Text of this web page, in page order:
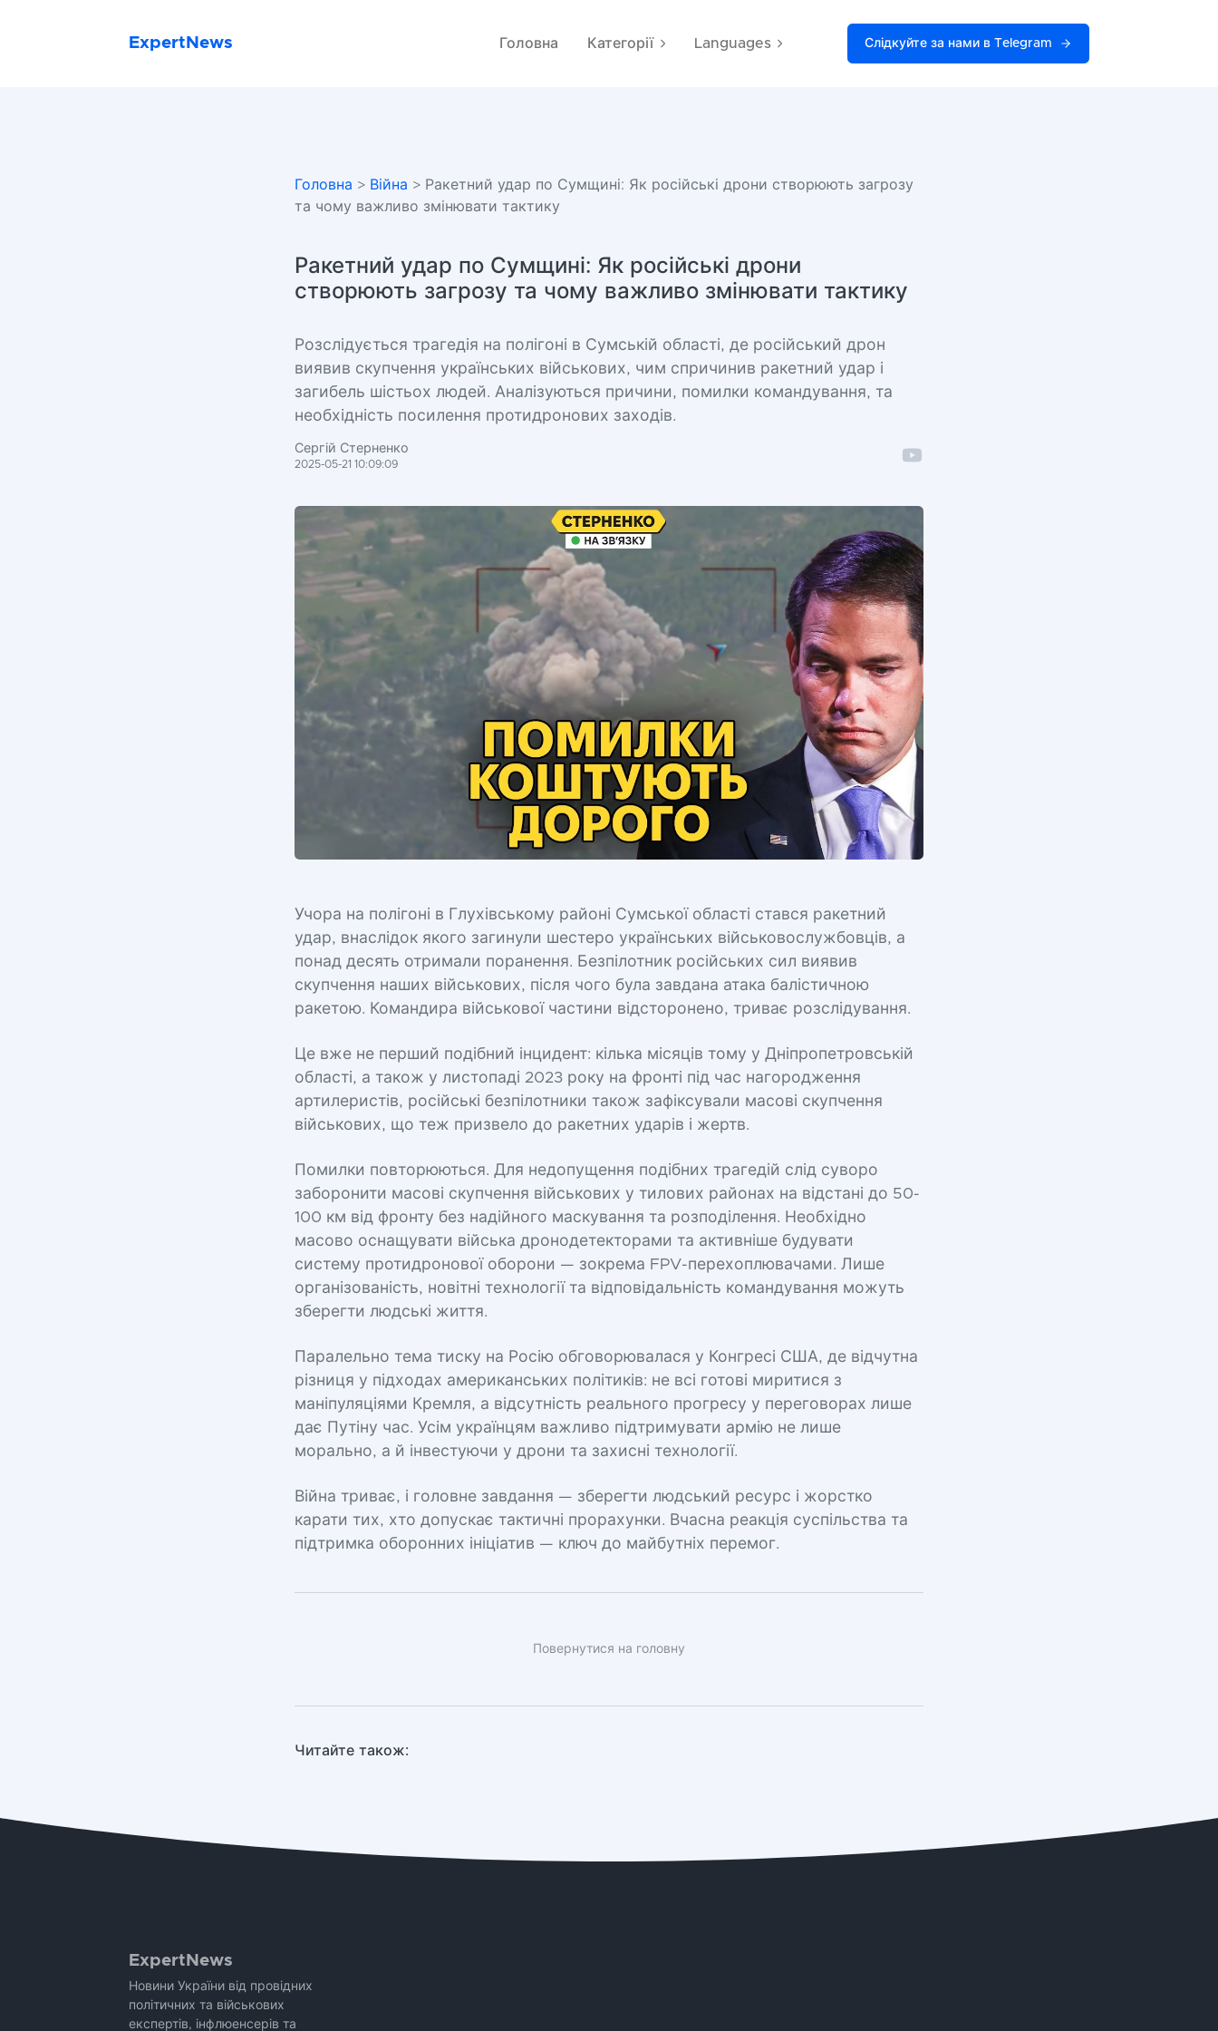
ExpertNews Головна Категорії Languages Слідкуйте за нами в Telegram
Головна > Війна > Ракетний удар по Сумщині: Як російські дрони створюють загрозу
та чому важливо змінювати тактику
Ракетний удар по Сумщині: Як російські дрони
створюють загрозу та чому важливо змінювати тактику
Розслідується трагедія на полігоні в Сумській області, де російський дрон
виявив скупчення українських військових, чим спричинив ракетний удар і
загибель шістьох людей. Аналізуються причини, помилки командування, та
необхідність посилення протидронових заходів.
Сергій Стерненко
2025-05-21 10:09:09
Учора на полігоні в Глухівському районі Сумської області стався ракетний
удар, внаслідок якого загинули шестеро українських військовослужбовців, а
понад десять отримали поранення. Безпілотник російських сил виявив
скупчення наших військових, після чого була завдана атака балістичною
ракетою. Командира військової частини відсторонено, триває розслідування.
Це вже не перший подібний інцидент: кілька місяців тому у Дніпропетровській
області, а також у листопаді 2023 року на фронті під час нагородження
артилеристів, російські безпілотники також зафіксували масові скупчення
військових, що теж призвело до ракетних ударів і жертв.
Помилки повторюються. Для недопущення подібних трагедій слід суворо
заборонити масові скупчення військових у тилових районах на відстані до 50-
100 км від фронту без надійного маскування та розподілення. Необхідно
масово оснащувати війська дронодетекторами та активніше будувати
систему протидронової оборони — зокрема FPV-перехоплювачами. Лише
організованість, новітні технології та відповідальність командування можуть
зберегти людські життя.
Паралельно тема тиску на Росію обговорювалася у Конгресі США, де відчутна
різниця у підходах американських політиків: не всі готові миритися з
маніпуляціями Кремля, а відсутність реального прогресу у переговорах лише
дає Путіну час. Усім українцям важливо підтримувати армію не лише
морально, а й інвестуючи у дрони та захисні технології.
Війна триває, і головне завдання — зберегти людський ресурс і жорстко
карати тих, хто допускає тактичні прорахунки. Вчасна реакція суспільства та
підтримка оборонних ініціатив — ключ до майбутніх перемог.
Повернутися на головну
Читайте також:
ExpertNews
Новини України від провідних
політичних та військових
експертів, інфлюенсерів та